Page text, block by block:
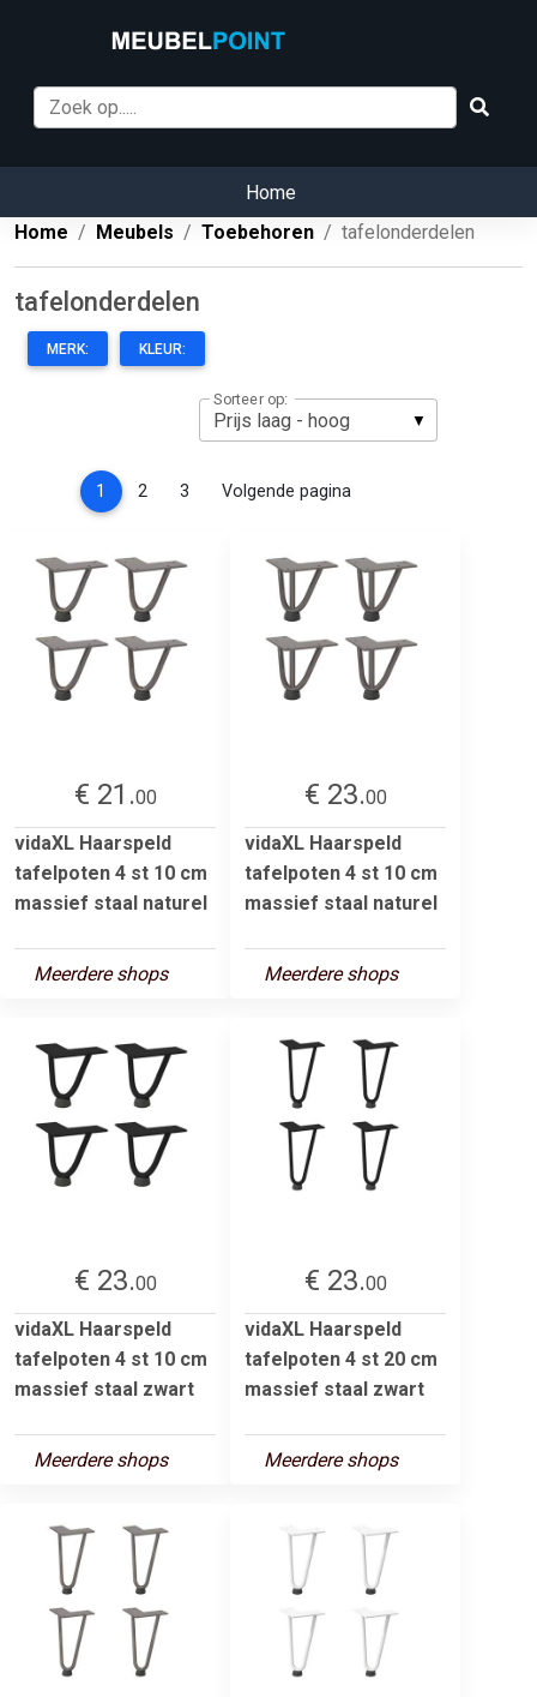
Home
Home
Meubels Toebehoren tafelonderdelen
tafelonderdelen
MERK: KLEUR:
Sorteer op:
1 (current)
2 3 Volgende pagina
€ 21.00
vidaXL Haarspeld
tafelpoten 4 st 10 cm
massief staal naturel
Meerdere shops
€ 23.00
vidaXL Haarspeld
tafelpoten 4 st 10 cm
massief staal naturel
Meerdere shops
€ 23.00
vidaXL Haarspeld
tafelpoten 4 st 10 cm
massief staal zwart
Meerdere shops
€ 23.00
vidaXL Haarspeld
tafelpoten 4 st 20 cm
massief staal zwart
Meerdere shops